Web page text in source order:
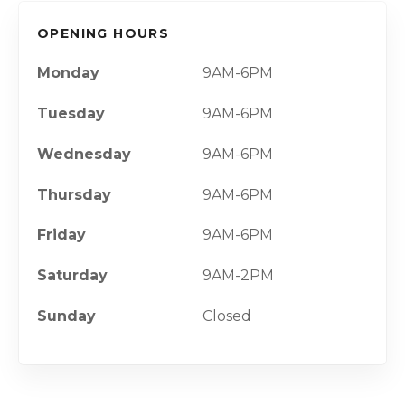
OPENING HOURS
Monday 9AM-6PM
Tuesday 9AM-6PM
Wednesday 9AM-6PM
Thursday 9AM-6PM
Friday 9AM-6PM
Saturday 9AM-2PM
Sunday Closed